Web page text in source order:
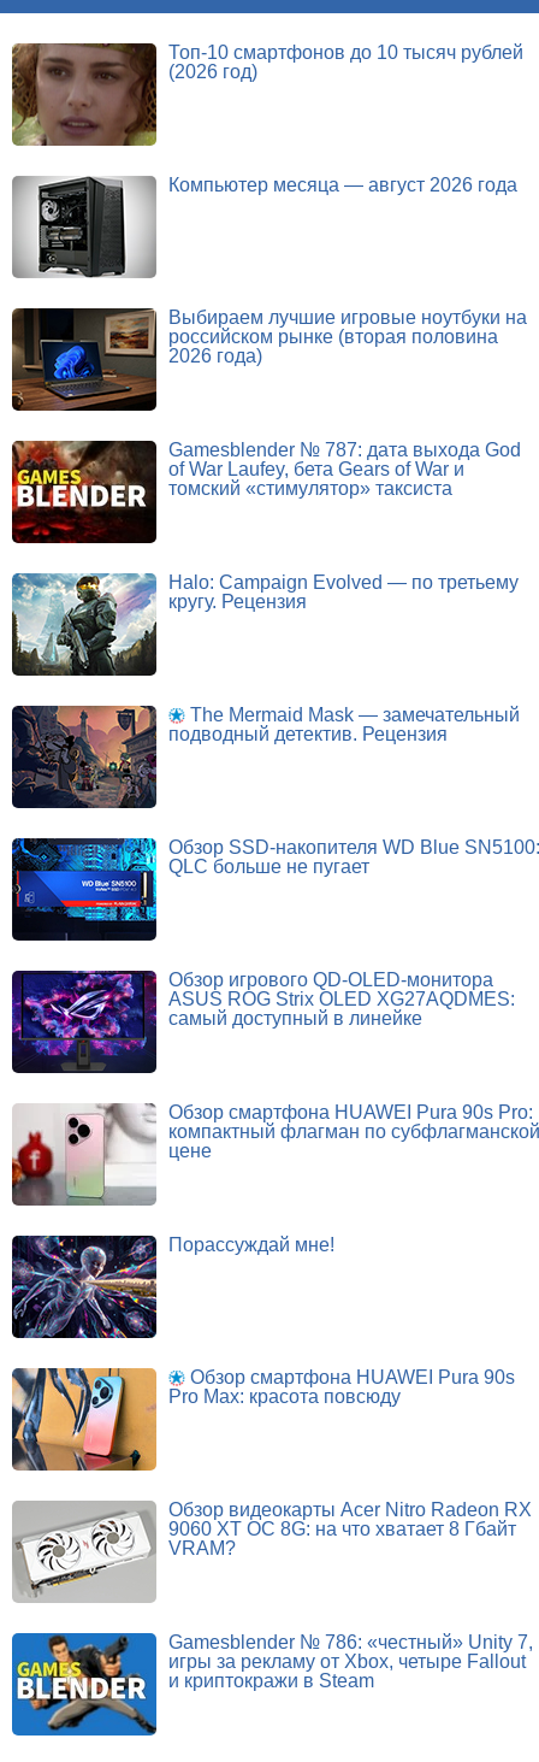
Топ-10 смартфонов до 10 тысяч рублей
(2026 год)
Компьютер месяца — август 2026 года
Выбираем лучшие игровые ноутбуки на
российском рынке (вторая половина
2026 года)
Gamesblender № 787: дата выхода God
of War Laufey, бета Gears of War и
томский «стимулятор» таксиста
Halo: Campaign Evolved — по третьему
кругу. Рецензия
The Mermaid Mask — замечательный
подводный детектив. Рецензия
Обзор SSD-накопителя WD Blue SN5100:
QLC больше не пугает
Обзор игрового QD-OLED-монитора
ASUS ROG Strix OLED XG27AQDMES:
самый доступный в линейке
Обзор смартфона HUAWEI Pura 90s Pro:
компактный флагман по субфлагманской
цене
Порассуждай мне!
Обзор смартфона HUAWEI Pura 90s
Pro Max: красота повсюду
Обзор видеокарты Acer Nitro Radeon RX
9060 XT OC 8G: на что хватает 8 Гбайт
VRAM?
Gamesblender № 786: «честный» Unity 7,
игры за рекламу от Xbox, четыре Fallout
и криптокражи в Steam